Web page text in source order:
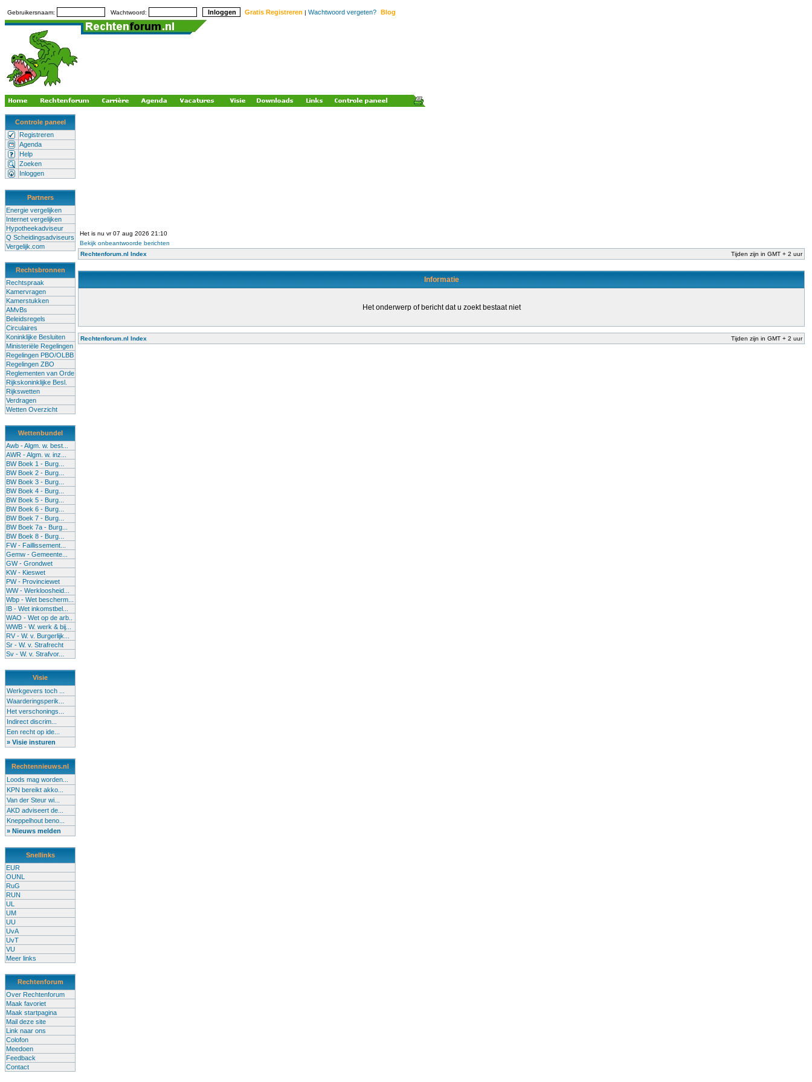
Gebruikersnaam: Wachtwoord: Gratis Registreren | Wachtwoord vergeten? Blog
Controle paneel
Registreren
Agenda
Help
Zoeken
Inloggen
Partners
Energie vergelijken
Internet vergelijken
Hypotheekadviseur
Q Scheidingsadviseurs
Vergelijk.com
Rechtsbronnen
Rechtspraak
Kamervragen
Kamerstukken
AMvBs
Beleidsregels
Circulaires
Koninklijke Besluiten
Ministeriële Regelingen
Regelingen PBO/OLBB
Regelingen ZBO
Reglementen van Orde
Rijkskoninklijke Besl.
Rijkswetten
Verdragen
Wetten Overzicht
Wettenbundel
Awb - Algm. w. best...
AWR - Algm. w. inz...
BW Boek 1 - Burg...
BW Boek 2 - Burg...
BW Boek 3 - Burg...
BW Boek 4 - Burg...
BW Boek 5 - Burg...
BW Boek 6 - Burg...
BW Boek 7 - Burg...
BW Boek 7a - Burg...
BW Boek 8 - Burg...
FW - Faillissement...
Gemw - Gemeente...
GW - Grondwet
KW - Kieswet
PW - Provinciewet
WW - Werkloosheid...
Wbp - Wet bescherm...
IB - Wet inkomstbel...
WAO - Wet op de arb..
WWB - W. werk & bij...
RV - W. v. Burgerlijk...
Sr - W. v. Strafrecht
Sv - W. v. Strafvor...
Visie
Werkgevers toch ...
Waarderingsperik...
Het verschonings...
Indirect discrim...
Een recht op ide...
» Visie insturen
Rechtennieuws.nl
Loods mag worden...
KPN bereikt akko...
Van der Steur wi...
AKD adviseert de...
Kneppelhout beno...
» Nieuws melden
Snellinks
EUR
OUNL
RuG
RUN
UL
UM
UU
UvA
UvT
VU
Meer links
Rechtenforum
Over Rechtenforum
Maak favoriet
Maak startpagina
Mail deze site
Link naar ons
Colofon
Meedoen
Feedback
Contact
Het is nu vr 07 aug 2026 21:10
Bekijk onbeantwoorde berichten
Rechtenforum.nl Index
Tijden zijn in GMT + 2 uur
Informatie
Het onderwerp of bericht dat u zoekt bestaat niet
Rechtenforum.nl Index Tijden zijn in GMT + 2 uur